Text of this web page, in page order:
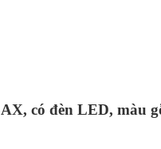
có đèn LED, màu